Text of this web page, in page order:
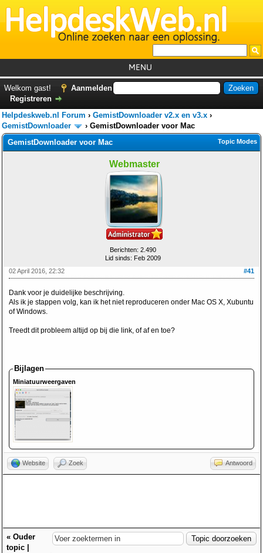
MENU
Foutcodes
GemistDownloader
Forum
Welkom gast!
Aanmelden
Registreren
Helpdeskweb.nl Forum › GemistDownloader v2.x en v3.x ›
GemistDownloader
› GemistDownloader voor Mac
Topic Modes
GemistDownloader voor Mac
Webmaster
Berichten: 2.490
Lid sinds: Feb 2009
#41
02 April 2016, 22:32
Dank voor je duidelijke beschrijving.
Als ik je stappen volg, kan ik het niet reproduceren onder Mac OS X, Xubuntu
of Windows.
Treedt dit probleem altijd op bij die link, of af en toe?
Bijlagen
Miniatuurweergaven
Website Zoek Antwoord
« Ouder
topic